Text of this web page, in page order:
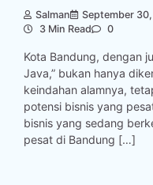
Salman
September
3 Min Read
0
Kota Bandung, dengan
Java,” bukan hanya
keindahan alamnya,
potensi bisnis yang
bisnis yang sedang
pesat di Bandung […]